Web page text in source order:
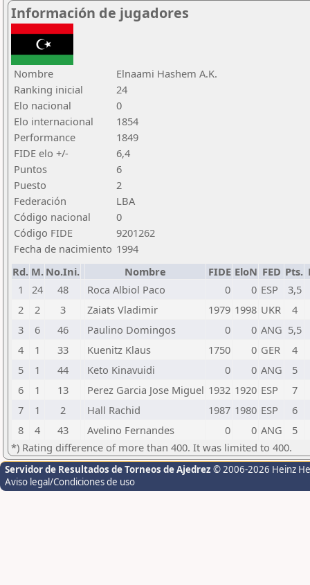
Información de jugadores
Nombre
Elnaami Hashem A.K.
Ranking inicial
24
Elo nacional
0
Elo internacional
1854
Performance
1849
FIDE elo +/-
6,4
Puntos
6
Puesto
2
Federación
LBA
Código nacional
0
Código FIDE
9201262
Fecha de nacimiento 1994
Rd. M. No.Ini. Nombre FIDE EloN FED Pts.
1
24 48 Roca Albiol Paco 0 0 ESP
3,5
2
2 3 Zaiats Vladimir 1979 1998 UKR
4
3
6 46 Paulino Domingos 0 0 ANG 5,5
4
1 33 Kuenitz Klaus 1750 0 GER
4
5
1 44 Keto Kinavuidi 0 0 ANG
5
6
1 13 Perez Garcia Jose Miguel 1932 1920 ESP
7
7
1 2 Hall Rachid 1987 1980 ESP
6
8
4 43 Avelino Fernandes 0 0 ANG
5
*) Rating difference of more than 400. It was limited to 400.
Servidor de Resultados de Torneos de Ajedrez © 2006-2026 Heinz
Aviso legal/Condiciones de uso